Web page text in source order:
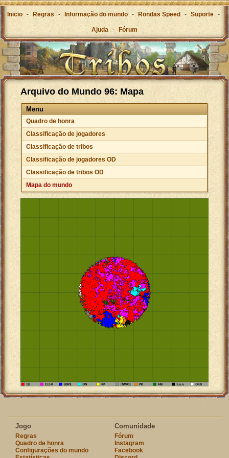
Inicio - Regras - Informação do mundo - Rondas Speed - Suporte -
Ajuda - Fórum
Arquivo do Mundo 96: Mapa
Menu
Quadro de honra
Classificação de jogadores
Classificação de tribos
Classificação de jogadores OD
Classificação de tribos OD
Mapa do mundo
Jogo
Regras
Quadro de honra
Configurações do mundo
Comunidade
Fórum
Instagram
Facebook